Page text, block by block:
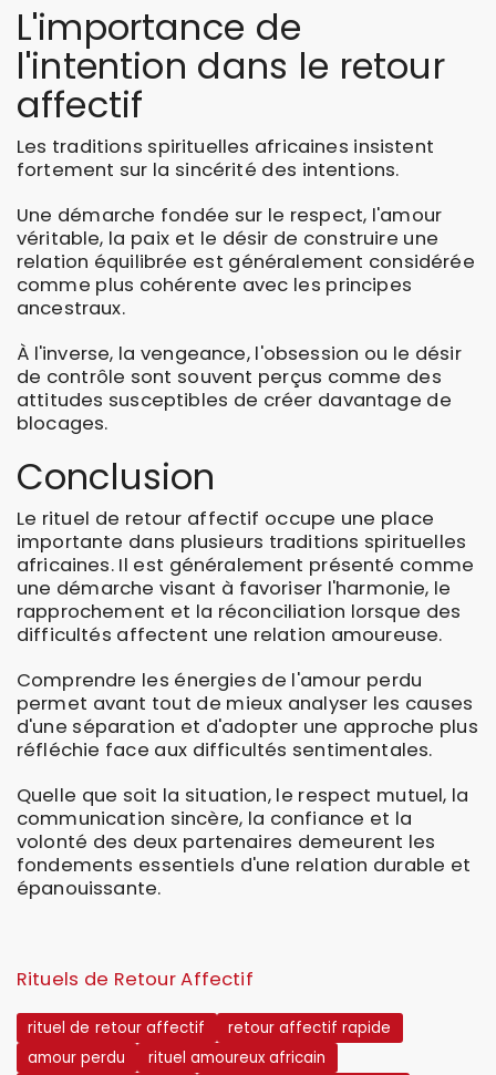
L'importance de
l'intention dans le retour
affectif
Les traditions spirituelles africaines insistent
fortement sur la sincérité des intentions.
Une démarche fondée sur le respect, l'amour
véritable, la paix et le désir de construire une
relation équilibrée est généralement considérée
comme plus cohérente avec les principes
ancestraux.
À l'inverse, la vengeance, l'obsession ou le désir
de contrôle sont souvent perçus comme des
attitudes susceptibles de créer davantage de
blocages.
Conclusion
Le rituel de retour affectif occupe une place
importante dans plusieurs traditions spirituelles
africaines. Il est généralement présenté comme
une démarche visant à favoriser l'harmonie, le
rapprochement et la réconciliation lorsque des
difficultés affectent une relation amoureuse.
Comprendre les énergies de l'amour perdu
permet avant tout de mieux analyser les causes
d'une séparation et d'adopter une approche plus
réfléchie face aux difficultés sentimentales.
Quelle que soit la situation, le respect mutuel, la
communication sincère, la confiance et la
volonté des deux partenaires demeurent les
fondements essentiels d'une relation durable et
épanouissante.
Rituels de Retour Affectif
rituel de retour affectif
retour affectif rapide
amour perdu
rituel amoureux africain